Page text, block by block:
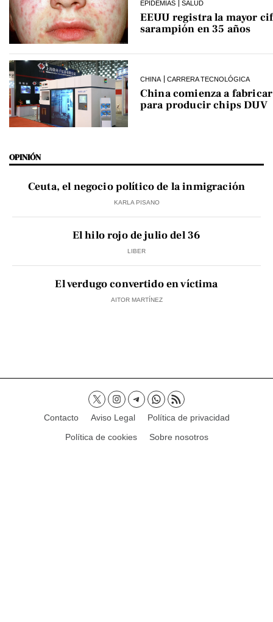
EPIDEMIAS SALUD
EEUU registra la mayor
sarampión en 35 años
CHINA CARRERA TECNOLÓGICA
China comienza a
para producir chips DUV
OPINIÓN
Ceuta, el negocio político de la inmigración
KARLA PISANO
El hilo rojo de julio del 36
LIBER
El verdugo convertido en víctima
AITOR MARTÍNEZ
Contacto Aviso Legal
Política de privacidad
Política de cookies
Sobre nosotros